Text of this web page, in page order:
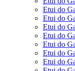
Etui do
Etui do
Etui do
Etui do
Etui do
Etui do
Etui do